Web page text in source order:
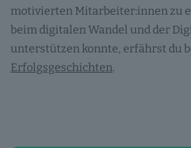
motivierten Mitarbeiter:innen zu
beim digitalen Wandel und der
unterstützen konnte, erfährst du
Erfolgsgeschichten.